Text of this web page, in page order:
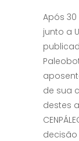
Após
junto a
de sua
destes